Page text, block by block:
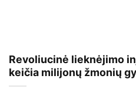
Revoliucinė lieknėjimo
keičia milijonų žmonių